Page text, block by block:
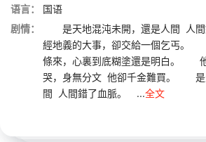
语言：
国语
剧情：
是天地混沌未開，還是人間 人
經地義的大事，卻交給一個乞丐。
條來，心裏到底糊塗還是明白。
哭，身無分文 他卻千金難買。 是
間 人間錯了血脈。 ...全文